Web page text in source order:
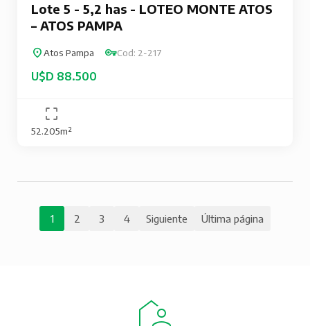
Lote 5 - 5,2 has - LOTEO MONTE ATOS
– ATOS PAMPA
Atos Pampa Cod: 2-217
U$D 88.500
52.205m²
Paginación
Página
1 Página
2 Página
3 Página
4
Siguiente
Siguiente
Última
Última página